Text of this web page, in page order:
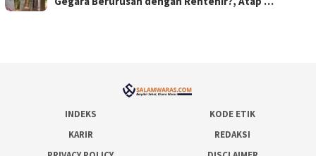
INDEKS
KODE ETIK
KARIR
REDAKSI